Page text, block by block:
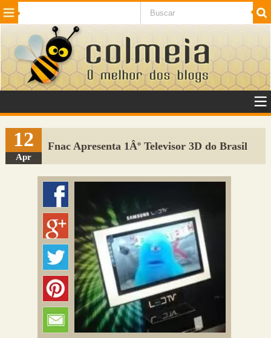
Beleza Cinema e TV
Internet Jogos NotÃ­cias SaÃºde
VeÃ­culos Adulto
Sugerir Link
Adicionar Blog
Colmeia Exchange
12
Apr
Fnac Apresenta 1Âº Televisor 3D do Brasil